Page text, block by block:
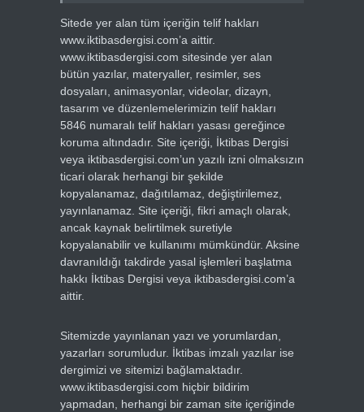
Sitede yer alan tüm içeriğin telif hakları
www.iktibasdergisi.com’a aittir.
www.iktibasdergisi.com sitesinde yer alan
bütün yazılar, materyaller, resimler, ses
dosyaları, animasyonlar, videolar, dizayn,
tasarım ve düzenlemelerimizin telif hakları
5846 numaralı telif hakları yasası gereğince
koruma altındadır. Site içeriği, İktibas Dergisi
veya iktibasdergisi.com’un yazılı izni olmaksızın
ticari olarak herhangi bir şekilde
kopyalanamaz, dağıtılamaz, değiştirilemez,
yayınlanamaz. Site içeriği, fikri amaçlı olarak,
ancak kaynak belirtilmek suretiyle
kopyalanabilir ve kullanımı mümkündür. Aksine
davranıldığı takdirde yasal işlemleri başlatma
hakkı İktibas Dergisi veya iktibasdergisi.com’a
aittir.
Sitemizde yayınlanan yazı ve yorumlardan,
yazarları sorumludur. İktibas imzalı yazılar ise
dergimizi ve sitemizi bağlamaktadır.
www.iktibasdergisi.com hiçbir bildirim
yapmadan, herhangi bir zaman site içeriğinde